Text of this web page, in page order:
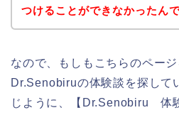
つけることができなかったんで
なので、もしもこちらのページ
Dr.Senobiruの体験談を探して
じように、【Dr.Senobiru 体